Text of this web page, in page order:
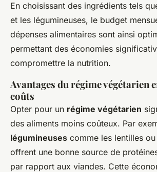
En choisissant des ingrédients tels
et les légumineuses, le budget
dépenses alimentaires sont ainsi
permettant des économies
compromettre la nutrition.
Avantages du régime végétarien
coûts
Opter pour un régime végétarien
des aliments moins coûteux. Par
légumineuses comme les lentilles
offrent une bonne source de
par rapport aux viandes. Cette